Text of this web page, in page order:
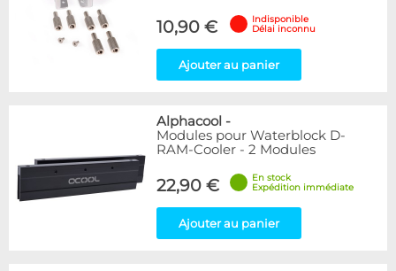
10,90 €
Indisponible
Délai inconnu
Ajouter au panier
Alphacool -
Modules pour Waterblock D-
RAM-Cooler - 2 Modules
22,90 €
En stock
Expédition immédiate
Ajouter au panier